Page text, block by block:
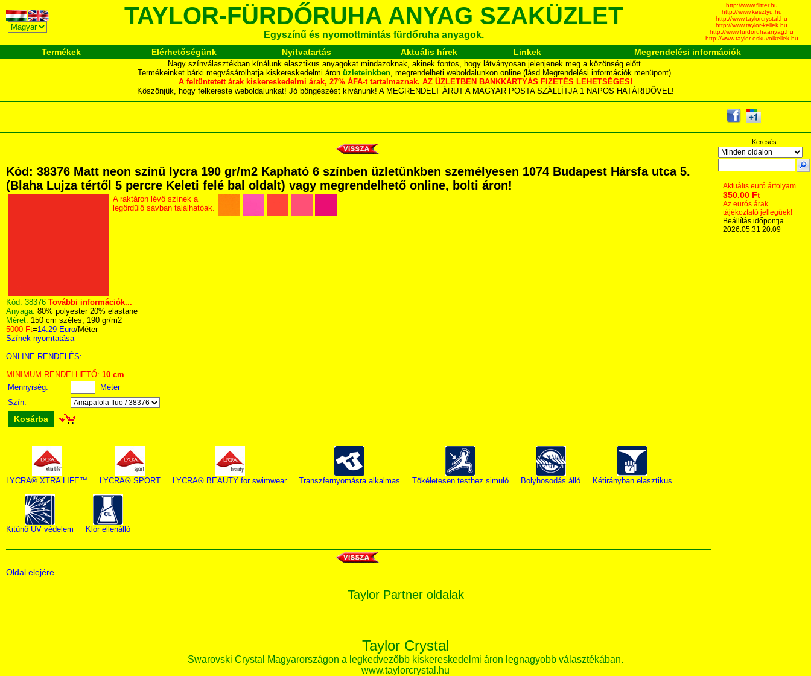
TAYLOR-FÜRDŐRUHA ANYAG SZAKÜZLET
Egyszínű és nyomottmintás fürdőruha anyagok.
http://www.flitter.hu
http://www.kesztyu.hu
http://www.taylorcrystal.hu
http://www.taylor-kellek.hu
http://www.furdoruhaanyag.hu
http://www.taylor-eskuvoikellek.hu
Termékek Elérhetőségünk Nyitvatartás Aktuális hírek Linkek Megrendelési információk
Nagy színválasztékban kínálunk elasztikus anyagokat mindazoknak, akinek fontos, hogy látványosan jelenjenek meg a közönség előtt.
Termékeinket bárki megvásárolhatja kiskereskedelmi áron üzleteinkben, megrendelheti weboldalunkon online (lásd Megrendelési információk menüpont).
A feltüntetett árak kiskereskedelmi árak, 27% ÁFA-t tartalmaznak. AZ ÜZLETBEN BANKKÁRTYÁS FIZETÉS LEHETSÉGES!
Köszönjük, hogy felkereste weboldalunkat! Jó böngészést kívánunk! A MEGRENDELT ÁRUT A MAGYAR POSTA SZÁLLÍTJA 1 NAPOS HATÁRIDŐVEL!
Kód: 38376 Matt neon színű lycra 190 gr/m2 Kapható 6 színben üzletünkben személyesen 1074 Budapest Hársfa utca 5.
(Blaha Lujza tértől 5 percre Keleti felé bal oldalt) vagy megrendelhető online, bolti áron!
A raktáron lévő színek a
legördülő sávban találhatóak.
Kód: 38376 További információk...
Anyaga: 80% polyester 20% elastane
Méret: 150 cm széles, 190 gr/m2
5000 Ft=14.29 Euro/Méter
Színek nyomtatása
ONLINE RENDELÉS:
MINIMUM RENDELHETŐ: 10 cm
Mennyiség:
Méter
Szín:
Kosárba
LYCRA® XTRA LIFE™ LYCRA® SPORT LYCRA® BEAUTY for swimwear Transzfernyomásra alkalmas Tökéletesen testhez simuló Bolyhosodás álló Kétirányban elasztikus
Kitűnő UV védelem Klór ellenálló
Oldal elejére
Keresés
Aktuális euró árfolyam
350.00 Ft
Az eurós árak
tájékoztató jellegűek!
Beállítás időpontja
2026.05.31 20:09
Taylor Partner oldalak
Taylor Crystal
Swarovski Crystal Magyarországon a legkedvezőbb kiskereskedelmi áron legnagyobb választékában.
www.taylorcrystal.hu